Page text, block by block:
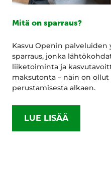
Mitä on sparraus?
Kasvu Openin
sparraus, jonka
liiketoiminta ja
maksutonta – näin on ollut
perustamisesta alkaen.
LUE LISÄÄ